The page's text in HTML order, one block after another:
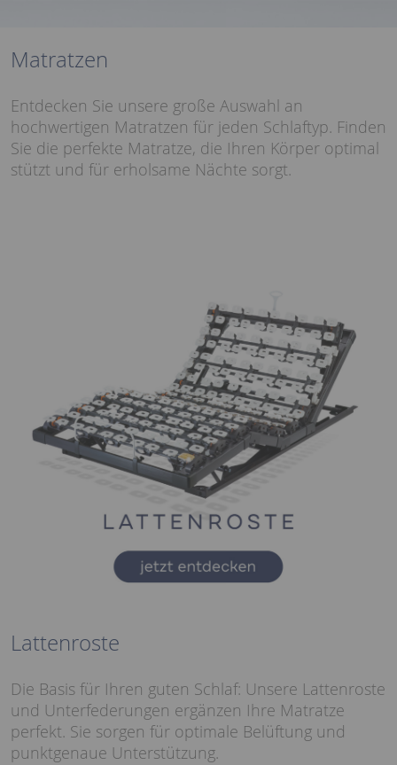
Matratzen
Entdecken Sie unsere große Auswahl an
hochwertigen Matratzen für jeden Schlaftyp. Finden
Sie die perfekte Matratze, die Ihren Körper optimal
stützt und für erholsame Nächte sorgt.
Lattenroste
Die Basis für Ihren guten Schlaf: Unsere Lattenroste
und Unterfederungen ergänzen Ihre Matratze
perfekt. Sie sorgen für optimale Belüftung und
punktgenaue Unterstützung.